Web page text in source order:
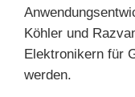
Köhler und
Elektronikern für
werden.